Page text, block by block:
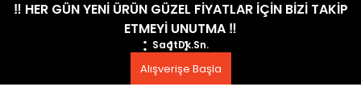
​‼️​ HER GÜN YENİ ÜRÜN GÜZEL FİYATLAR İÇİN BİZİ TAKİP
ETMEYİ UNUTMA ​‼️​
SaatDk.Sn.
Alışverişe Başla